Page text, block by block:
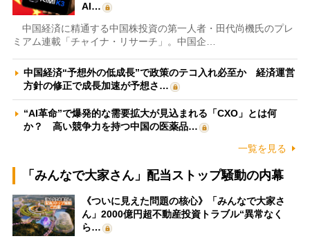
AI…
中国経済に精通する中国株投資の第一人者・田代尚機氏のプレ
ミアム連載「チャイナ・リサーチ」。中国企…
中国経済“予想外の低成長”で政策のテコ入れ必至か 経済運営
方針の修正で成長加速が予想さ…
“AI革命”で爆発的な需要拡大が見込まれる「CXO」とは何
か？ 高い競争力を持つ中国の医薬品…
一覧を見る
「みんなで大家さん」配当ストップ騒動の内幕
《ついに見えた問題の核心》「みんなで大家さ
ん」2000億円超不動産投資トラブル“異常なく
ら…